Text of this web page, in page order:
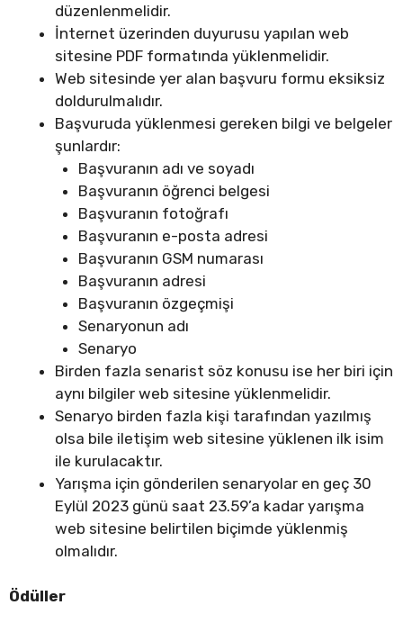
düzenlenmelidir.
İnternet üzerinden duyurusu yapılan web
sitesine PDF formatında yüklenmelidir.
Web sitesinde yer alan başvuru formu eksiksiz
doldurulmalıdır.
Başvuruda yüklenmesi gereken bilgi ve belgeler
şunlardır:
Başvuranın adı ve soyadı
Başvuranın öğrenci belgesi
Başvuranın fotoğrafı
Başvuranın e-posta adresi
Başvuranın GSM numarası
Başvuranın adresi
Başvuranın özgeçmişi
Senaryonun adı
Senaryo
Birden fazla senarist söz konusu ise her biri için
aynı bilgiler web sitesine yüklenmelidir.
Senaryo birden fazla kişi tarafından yazılmış
olsa bile iletişim web sitesine yüklenen ilk isim
ile kurulacaktır.
Yarışma için gönderilen senaryolar en geç 30
Eylül 2023 günü saat 23.59’a kadar yarışma
web sitesine belirtilen biçimde yüklenmiş
olmalıdır.
Ödüller